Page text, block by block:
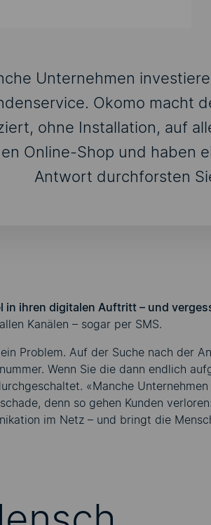
Unternehmen
Okomo macht
ohne Installation, auf
Online-Shop und haben
Antwort durchforsten
ihren digitalen Auftritt – und
Kanälen – sogar per SMS.
Problem. Auf der Suche nach
Wenn Sie die dann endlich
«Manche
denn so gehen Kunden
im Netz – und bringt die